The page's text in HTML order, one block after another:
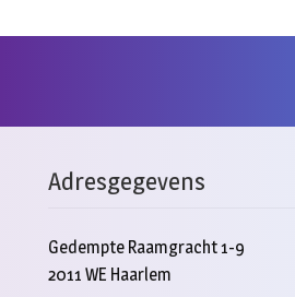
Adresgegevens
Gedempte Raamgracht 1-9
2011 WE Haarlem